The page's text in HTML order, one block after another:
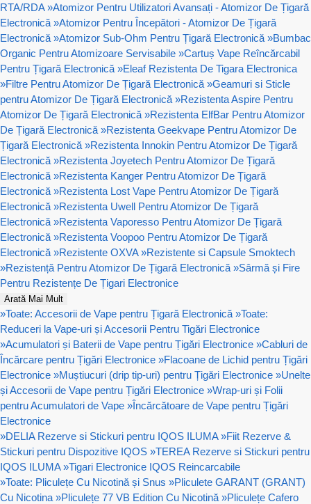
RTA/RDA »Atomizor Pentru Utilizatori Avansați - Atomizor De Țigară
Electronică »Atomizor Pentru Începători - Atomizor De Țigară
Electronică »Atomizor Sub-Ohm Pentru Țigară Electronică »Bumbac
Organic Pentru Atomizoare Servisabile »Cartuș Vape Reîncărcabil
Pentru Țigară Electronică »Eleaf Rezistenta De Tigara Electronica
»Filtre Pentru Atomizor De Țigară Electronică »Geamuri si Sticle
pentru Atomizor De Țigară Electronică »Rezistenta Aspire Pentru
Atomizor De Țigară Electronică »Rezistenta ElfBar Pentru Atomizor
De Țigară Electronică »Rezistenta Geekvape Pentru Atomizor De
Țigară Electronică »Rezistenta Innokin Pentru Atomizor De Țigară
Electronică »Rezistenta Joyetech Pentru Atomizor De Țigară
Electronică »Rezistenta Kanger Pentru Atomizor De Țigară
Electronică »Rezistenta Lost Vape Pentru Atomizor De Țigară
Electronică »Rezistenta Uwell Pentru Atomizor De Țigară
Electronică »Rezistenta Vaporesso Pentru Atomizor De Țigară
Electronică »Rezistenta Voopoo Pentru Atomizor De Țigară
Electronică »Rezistente OXVA »Rezistente si Capsule Smoktech
»Rezistență Pentru Atomizor De Țigară Electronică »Sârmă și Fire
Pentru Rezistențe De Țigari Electronice
Arată Mai Mult
»Toate: Accesorii de Vape pentru Țigară Electronică »Toate:
Reduceri la Vape-uri și Accesorii Pentru Tigări Electronice
»Acumulatori și Baterii de Vape pentru Țigări Electronice »Cabluri de
Încărcare pentru Țigări Electronice »Flacoane de Lichid pentru Țigări
Electronice »Muștiucuri (drip tip-uri) pentru Țigări Electronice »Unelte
și Accesorii de Vape pentru Țigări Electronice »Wrap-uri și Folii
pentru Acumulatori de Vape »Încărcătoare de Vape pentru Țigări
Electronice
»DELIA Rezerve si Stickuri pentru IQOS ILUMA »Fiit Rezerve &
Stickuri pentru Dispozitive IQOS »TEREA Rezerve si Stickuri pentru
IQOS ILUMA »Tigari Electronice IQOS Reincarcabile
»Toate: Pliculețe Cu Nicotină și Snus »Pliculete GARANT (GRANT)
Cu Nicotina »Pliculețe 77 VB Edition Cu Nicotină »Pliculețe Cafero